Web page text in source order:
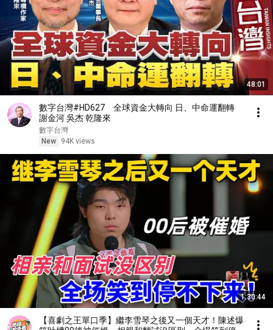
48:01
數字台灣#HD627 全球資金大轉向 日、中命運翻轉
謝金河 吳杰 乾隆來
數字台灣
New
94K views
1:30:44
【喜劇之王單口季】繼李雪琴之後又一個天才！陳述爆